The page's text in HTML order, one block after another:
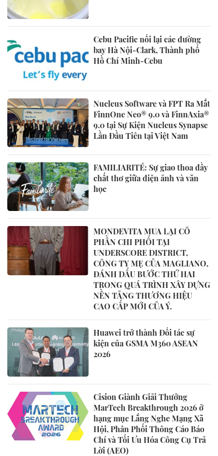
Cebu Pacific nối lại các đường
bay Hà Nội-Clark, Thành phố
Hồ Chí Minh-Cebu
Nucleus Software và FPT Ra Mắt
FinnOne Neo® 9.0 và FinnAxia®
9.0 tại Sự Kiện Nucleus Synapse
Lần Đầu Tiên tại Việt Nam
FAMILIARITÉ: Sự giao thoa đầy
chất thơ giữa điện ảnh và văn
học
MONDEVITA MUA LẠI CỔ
PHẦN CHI PHỐI TẠI
UNDERSCORE DISTRICT,
CÔNG TY MẸ CỦA MAGLIANO,
ĐÁNH DẤU BƯỚC THỨ HAI
TRONG QUÁ TRÌNH XÂY DỰNG
NỀN TẢNG THƯƠNG HIỆU
CAO CẤP MỚI CỦA Ý.
Huawei trở thành Đối tác sự
kiện của GSMA M360 ASEAN
2026
Cision Giành Giải Thưởng
MarTech Breakthrough 2026 ở
hạng mục Lắng Nghe Mạng Xã
Hội, Phân Phối Thông Cáo Báo
Chí và Tối Ưu Hóa Công Cụ Trả
Lời (AEO)